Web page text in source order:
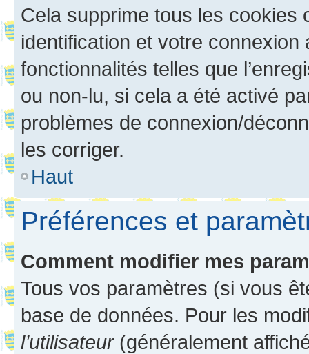
Cela supprime tous les cookies
identification et votre
fonctionnalités telles que
ou non-lu, si cela a été activé
problèmes de connexion/
les corriger.
Haut
Préférences et
Comment modifier mes
Tous vos paramètres (si vous
base de données. Pour les
l’utilisateur(généralement